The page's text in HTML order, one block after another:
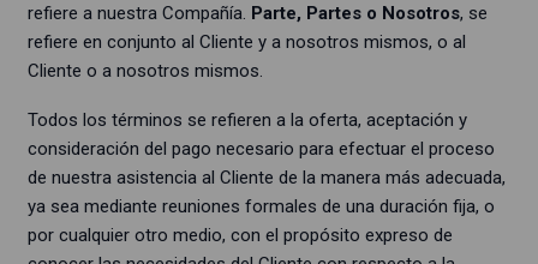
refiere a nuestra Compañía. Parte, Partes o Nosotros, se
refiere en conjunto al Cliente y a nosotros mismos, o al
Cliente o a nosotros mismos.
Todos los términos se refieren a la oferta, aceptación y
consideración del pago necesario para efectuar el proceso
de nuestra asistencia al Cliente de la manera más adecuada,
ya sea mediante reuniones formales de una duración fija, o
por cualquier otro medio, con el propósito expreso de